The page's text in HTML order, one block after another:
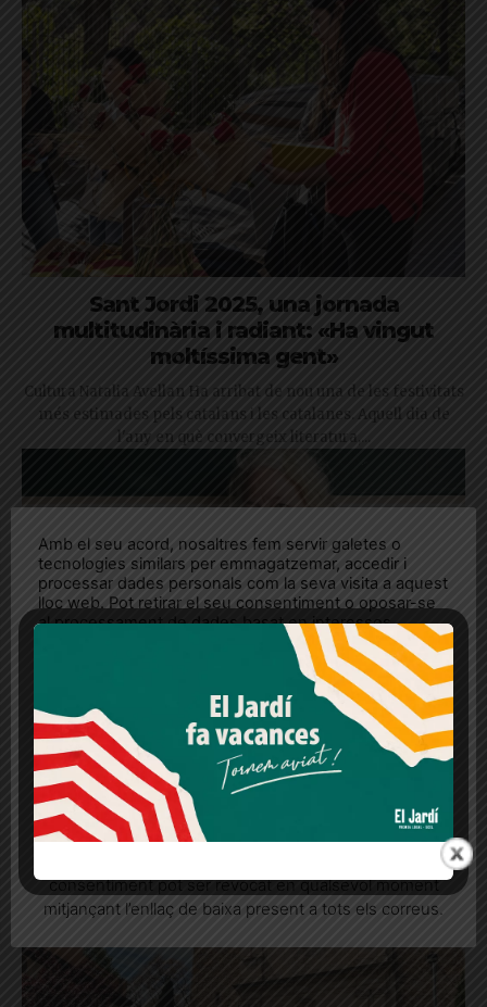
Sant Jordi 2025, una jornada
multitudinària i radiant: «Ha vingut
moltíssima gent»
Cultura Natalia Avellan Ha arribat de nou una de les festivitats
més estimades pels catalans i les catalanes. Aquell dia de
l'any en què convergeix literatura,...
«Va por los ciudadanos», una apologia a
la vida de camp que ha de llegir
qualsevol urbanita
L'autora i veïna de les Tres Torres, Sandra Llubiá, recull idees
gastronòmiques combinades amb tocs d'humor
Amb el seu acord, nosaltres fem servir galetes o
tecnologies similars per emmagatzemar, accedir i
processar dades personals com la seva visita a aquest
lloc web. Pot retirar el seu consentiment o oposar-se
al processament de dades basat en interessos
legítims en qualsevol moment fent clic a "Ajustos de
cookies" o a la nostra Política de privacitat en aquest
lloc web. Si cliques "acceptar" dones el teu
Més informació Acceptar Rebutjar tot
Quan l’usuari crea un compte al Diari el Jardí, dona el
seu consentiment explícit per rebre comunicacions
consentiment pot ser revocat en qualsevol moment
mitjançant l’enllaç de baixa present a tots els correus.